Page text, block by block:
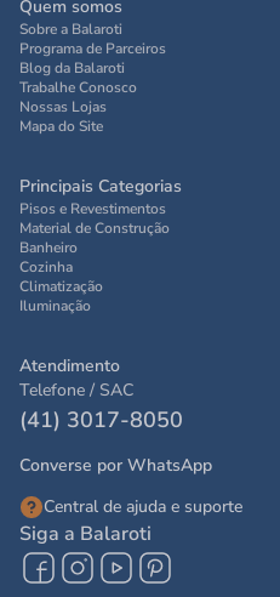
Quem somos
Sobre a Balaroti
Programa de Parceiros
Blog da Balaroti
Trabalhe Conosco
Nossas Lojas
Mapa do Site
Principais Categorias
Pisos e Revestimentos
Material de Construção
Banheiro
Cozinha
Climatização
Iluminação
Atendimento
Telefone / SAC
(41) 3017-8050
Converse por WhatsApp
Central de ajuda e suporte
Siga a Balaroti